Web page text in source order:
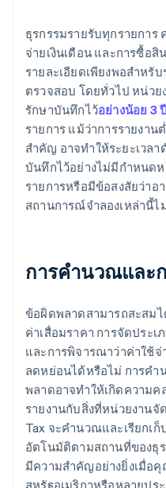
ธุรกรรมรายรับทุกรายกา
จ่ายเงินเดือน และการซื้อ
รายละเอียดเพียงพอสำหรั
ตรวจสอบ โดยทั่วไป หน่ว
รักษาบันทึกไว้อย่างน้อย 3
รายการ แม้ว่าการรายงาน
สำคัญ อาจทำให้ระยะเวล
บันทึกไว้อย่างไม่มีกำหนด
รายการหรือมีข้อสงสัยว่าอ
สถานการณ์จำลองเหล่านี้ไ
การคำนวณและ
ข้อผิดพลาดสามารถสะสมไ
ค่าเสื่อมราคา การจัดประ
และการพิจารณาว่าค่าใช้จ่
ลดหย่อนได้หรือไม่ การค
พลาดอาจทำให้เกิดความ
รายงานกับสิ่งที่หน่วยงานจั
Tax จะคำนวณและเรียกเ
อัตโนมัติตามสถานที่ของธุ
มีความสำคัญอย่างยิ่งเมื่อ